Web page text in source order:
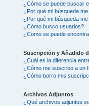
¿Cómo se puede buscar
¿Por qué mi búsqueda
¿Por qué mi búsqueda
¿Cómo busco usuarios?
¿Como se puede
Suscripción y Añadido
¿Cuál es la diferencia
¿Cómo me suscribo a un
¿Cómo borro mis
Archivos Adjuntos
¿Qué archivos adjuntos